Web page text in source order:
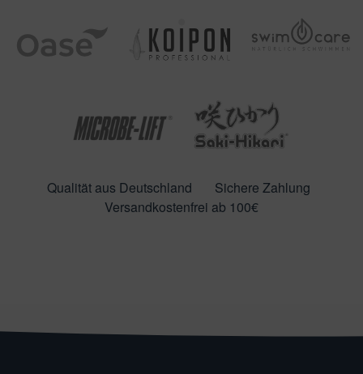
Qualität aus Deutschland
Sichere Zahlung
Versandkostenfrei ab 100€